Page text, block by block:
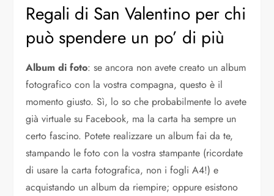
Regali di San Valentino per chi
può spendere un po’ di più
Album di foto: se ancora non avete creato un album
fotografico con la vostra compagna, questo è il
momento giusto. Sì, lo so che probabilmente lo avete
già virtuale su Facebook, ma la carta ha sempre un
certo fascino. Potete realizzare un album fai da te,
stampando le foto con la vostra stampante (ricordate
di usare la carta fotografica, non i fogli A4!) e
acquistando un album da riempire; oppure esistono